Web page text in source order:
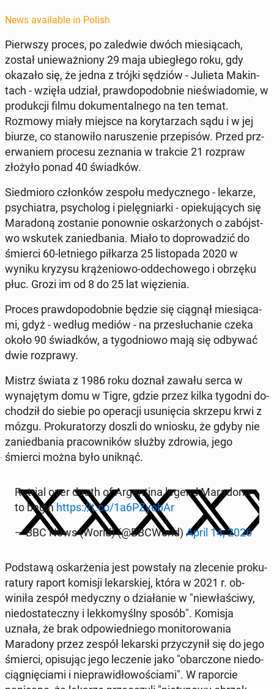
News available in Polish
Pier­wszy proces, po za­led­wie dwóch miesią­cach,
został unieważniony 29 maja ubiegłego roku, gdy
okazało się, że jedna z trójki sędziów - Julieta Mak­in­
tach - wzięła udział, praw­dopodob­nie nieświadomie, w
pro­dukcji filmu doku­men­tal­nego na ten temat.
Rozmowy miały miejsce na ko­ry­tarzach sądu i w jej
biurze, co stanow­iło narusze­nie przepisów. Przed prz­
er­waniem procesu zez­na­nia w trakcie 21 rozpraw
złożyło ponad 40 świad­ków.
Sied­mioro członków zespołu me­dy­cznego - lekarze,
psy­chi­a­tra, psy­cholog i pielęg­niar­ki - opieku­ją­cych się
Maradoną zostanie ponown­ie os­karżonych o zabójst­
wo wskutek zanied­ba­nia. Miało to do­prowadz­ić do
śmierci 60-let­niego piłkarza 25 listopa­da 2020 w
wyniku kryzysu krąże­niowo-odd­e­chowego i obrzęku
płuc. Grozi im od 8 do 25 lat więzienia.
Proces praw­dopodob­nie będzie się ciągnął miesią­ca­
mi, gdyż - według mediów - na przesłuchanie czeka
około 90 świad­ków, a ty­god­niowo mają się odbywać
dwie rozprawy.
Mistrz świata z 1986 roku doznał zawału serca w
wyna­ję­tym domu w Tigre, gdzie przez kilka tygodni do­
chodz­ił do siebie po op­er­acji usunię­cia skrzepu krwi z
mózgu. Proku­ra­torzy doszli do wniosku, że gdyby nie
zanied­ba­nia pra­cown­ików służby zdrowia, jego
śmierci można było uniknąć.
Retrial over death of Ar­genti­na legend Maradona
to begin https://t.co/1a6PZyobAr
— BBC News (World) (@BBC­World)April 14, 2026
Pod­stawą os­karże­nia jest pow­stały na zlece­nie proku­
ratu­ry raport komisji lekarskiej, która w 2021 r. ob­
winiła zespół me­dy­czny o dzi­ałanie w "niewłaś­ci­wy,
niedostate­czny i lekkomyśl­ny sposób". Komisja
uznała, że brak odpowied­niego mon­i­torowa­nia
Maradony przez zespół lekars­ki przy­czynił się do jego
śmierci, opisu­jąc jego lecze­nie jako "obar­c­zone niedo­
ciąg­nię­ci­a­mi i niepraw­idłowoś­ci­a­mi". W ra­por­cie